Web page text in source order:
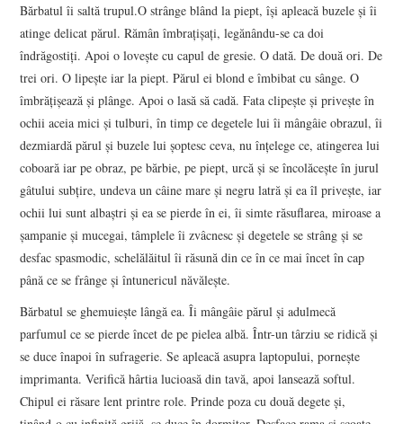
Bărbatul îi saltă trupul.O strânge blând la piept, îşi apleacă buzele şi îi
atinge delicat părul. Rămân îmbraţişaţi, legănându-se ca doi
îndrăgostiţi. Apoi o loveşte cu capul de gresie. O dată. De două ori. De
trei ori. O lipeşte iar la piept. Părul ei blond e îmbibat cu sânge. O
îmbrăţişează şi plânge. Apoi o lasă să cadă. Fata clipeşte şi priveşte în
ochii aceia mici şi tulburi, în timp ce degetele lui îi mângâie obrazul, îi
dezmiardă părul şi buzele lui şoptesc ceva, nu înţelege ce, atingerea lui
coboară iar pe obraz, pe bărbie, pe piept, urcă şi se încolăceşte în jurul
gâtului subţire, undeva un câine mare şi negru latră şi ea îl priveşte, iar
ochii lui sunt albaştri şi ea se pierde în ei, îi simte răsuflarea, miroase a
şampanie şi mucegai, tâmplele îi zvâcnesc şi degetele se strâng şi se
desfac spasmodic, schelălăitul îi răsună din ce în ce mai încet în cap
până ce se frânge şi întunericul năvăleşte.
Bărbatul se ghemuieşte lângă ea. Îi mângâie părul şi adulmecă
parfumul ce se pierde încet de pe pielea albă. Într-un târziu se ridică şi
se duce înapoi în sufragerie. Se apleacă asupra laptopului, porneşte
imprimanta. Verifică hârtia lucioasă din tavă, apoi lansează softul.
Chipul ei răsare lent printre role. Prinde poza cu două degete şi,